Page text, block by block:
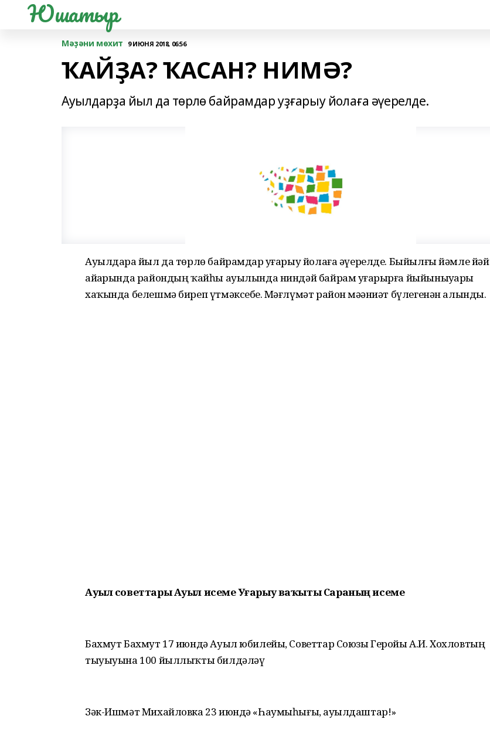
Юшатыр
Мәҙәни мөхит 9 ИЮНЯ 2018, 06:56
ҠАЙҘА? ҠАСАН? НИМӘ?
Ауылдарҙа йыл да төрлө байрамдар уҙғарыу йолаға әүерелде.
Ауылдарҙа йыл да төрлө байрамдар уҙғарыу йолаға әүерелде. Быйылғы йәмле йәй
айҙарында райондың ҡайһы ауылында ниндәй байрам уҙғарырға йыйыныуҙары
хаҡында белешмә биреп үтмәксебеҙ. Мәғлүмәт район мәҙәниәт бүлегенән алынды.
Ауыл советтары Ауыл исеме Уҙғарыу ваҡыты Сараның исеме
Бахмут Бахмут 17 июндә Ауыл юбилейы, Советтар Союзы Геройы А.И. Хохловтың
тыуыуына 100 йыллыҡты билдәләү
Зәк-Ишмәт Михайловка 23 июндә «Һаумыһығыҙ, ауылдаштар!»